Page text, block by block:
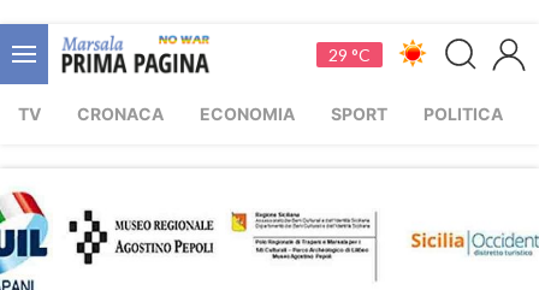
29 °C
TV CRONACA ECONOMIA SPORT POLITICA